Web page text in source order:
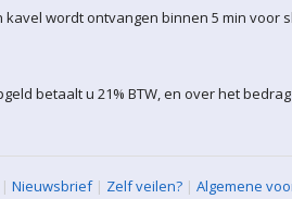
wordt ontvangen binnen 5 min
betaalt u 21% BTW, en over het
| Nieuwsbrief| Zelf veilen? | Algemene